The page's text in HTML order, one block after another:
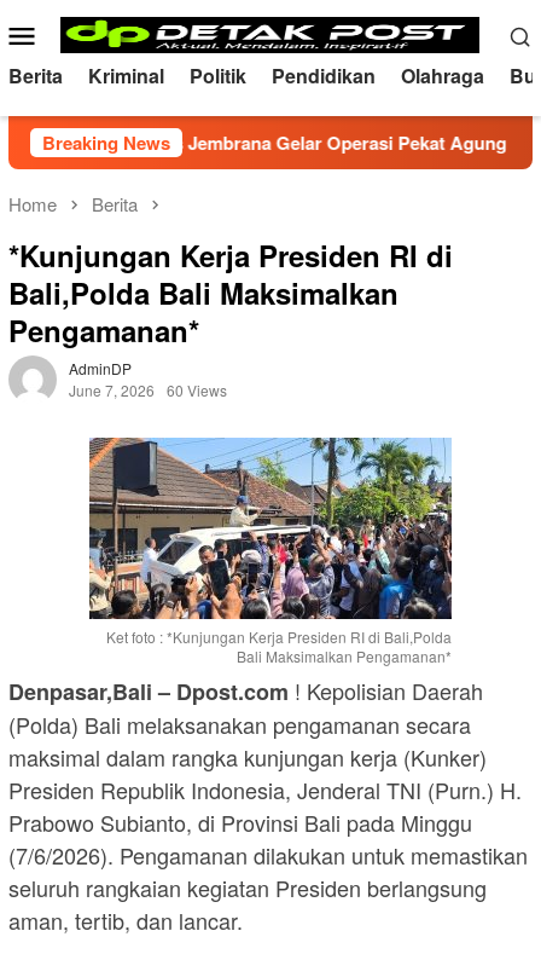
to
content
Mobile
Menu
Berita Kriminal Politik Pendidikan Olahraga
Breaking News
Polres Jembrana Gelar Operasi Pekat Agung 2026
Home Berita
*Kunjungan Kerja Presiden RI di
Bali,Polda Bali Maksimalkan
Pengamanan*
AdminDP
June 7, 2026
60 Views
Ket foto : *Kunjungan Kerja Presiden RI di Bali,Polda
Bali Maksimalkan Pengamanan*
Denpasar,Bali – Dpost.com ! Kepolisian Daerah
(Polda) Bali melaksanakan pengamanan secara
maksimal dalam rangka kunjungan kerja (Kunker)
Presiden Republik Indonesia, Jenderal TNI (Purn.) H.
Prabowo Subianto, di Provinsi Bali pada Minggu
(7/6/2026). Pengamanan dilakukan untuk memastikan
seluruh rangkaian kegiatan Presiden berlangsung
aman, tertib, dan lancar.